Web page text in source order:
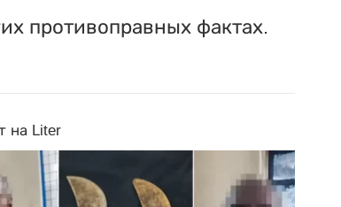
противоправных фактах.
на Liter